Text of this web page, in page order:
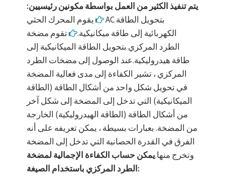
يتم تنفيذ الكثير من العمل بواسطة مكونين رئيسيين:
يقوم المحرك الحثي AC بتحويل الطاقة
الكهربائية إلى طاقة ميكانيكية.
تقوم مضخة
الطرد المركزي بتحويل الطاقة الميكانيكية إلى
طاقة هيدروليكية.عند الوصول إلى مضخات الطرد
المركزي ، تشير الكفاءة إلى مدى فعالية المضخة
في تحويل شكل واحد من أشكال الطاقة (الطاقة
الميكانيكية) التي تدخل إلى المضخة إلى شكل آخر
من أشكال الطاقة (الطاقة الهيدروليكية) الخارجة
من المضخة. بعبارات بسيطة ، يمكن تعريفه على أنه
الفرق في القدرة الحصانية التي تدخل إلى المضخة
وتخرج منها.يمكن حساب الكفاءة الإجمالية لمضخة
الطرد المركزي باستخدام الصيغة: